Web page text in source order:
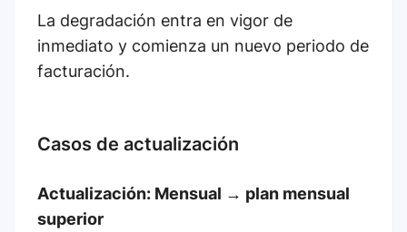
La degradación entra en vigor de
inmediato y comienza un nuevo periodo de
facturación.
Casos de actualización
Actualización: Mensual → plan mensual
superior